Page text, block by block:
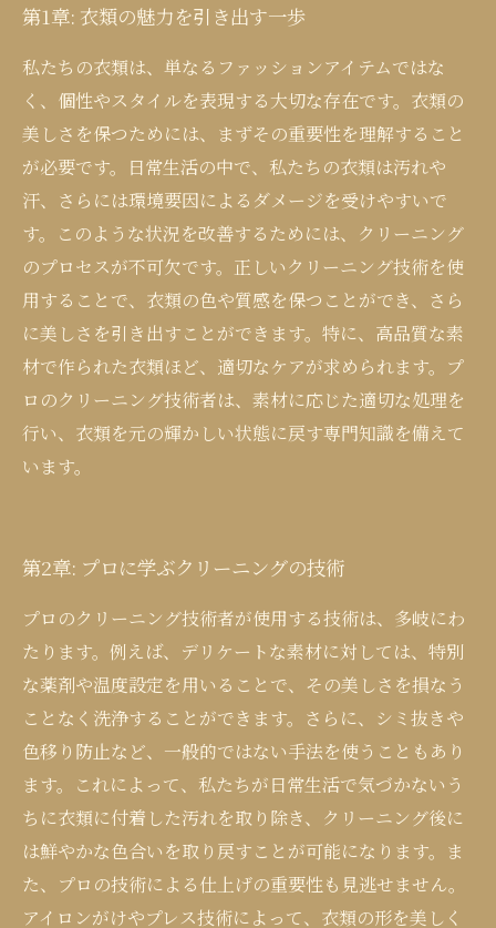
第1章: 衣類の魅力を引き出す一歩
私たちの衣類は、単なるファッションアイテムではな
く、個性やスタイルを表現する大切な存在です。衣類の
美しさを保つためには、まずその重要性を理解すること
が必要です。日常生活の中で、私たちの衣類は汚れや
汗、さらには環境要因によるダメージを受けやすいで
す。このような状況を改善するためには、クリーニング
のプロセスが不可欠です。正しいクリーニング技術を使
用することで、衣類の色や質感を保つことができ、さら
に美しさを引き出すことができます。特に、高品質な素
材で作られた衣類ほど、適切なケアが求められます。プ
ロのクリーニング技術者は、素材に応じた適切な処理を
行い、衣類を元の輝かしい状態に戻す専門知識を備えて
います。
第2章: プロに学ぶクリーニングの技術
プロのクリーニング技術者が使用する技術は、多岐にわ
たります。例えば、デリケートな素材に対しては、特別
な薬剤や温度設定を用いることで、その美しさを損なう
ことなく洗浄することができます。さらに、シミ抜きや
色移り防止など、一般的ではない手法を使うこともあり
ます。これによって、私たちが日常生活で気づかないう
ちに衣類に付着した汚れを取り除き、クリーニング後に
は鮮やかな色合いを取り戻すことが可能になります。ま
た、プロの技術による仕上げの重要性も見逃せません。
アイロンがけやプレス技術によって、衣類の形を美しく